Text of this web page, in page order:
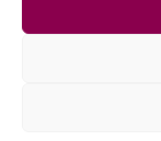
© Copyright -